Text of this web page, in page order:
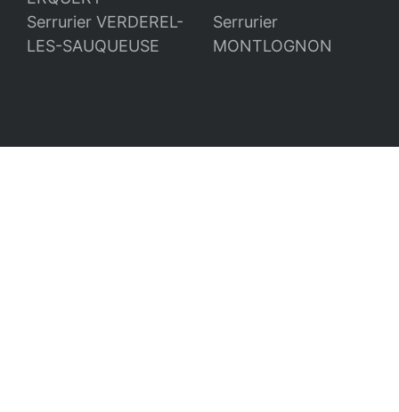
Serrurier VERDEREL-
LES-SAUQUEUSE
Serrurier
MONTLOGNON